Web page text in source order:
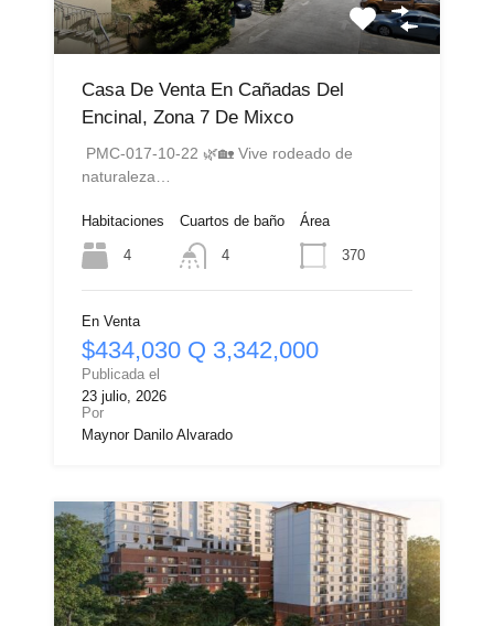
Casa De Venta En Cañadas Del
Encinal, Zona 7 De Mixco
PMC-017-10-22 🌿🏡 Vive rodeado de
naturaleza…
Habitaciones
4
Cuartos de baño
4
Área
370
En Venta
$434,030 Q 3,342,000
Publicada el
23 julio, 2026
Por
Maynor Danilo Alvarado